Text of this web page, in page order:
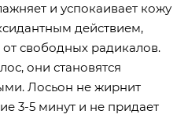
и успокаивает кожу
действием,
свободных радикалов.
они становятся
Лосьон не жирнит
3-5 минут и не придает